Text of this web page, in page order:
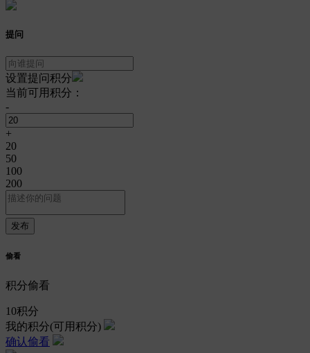
提问
设置提问积分
当前可用积分：
-
+
20
50
100
200
偷看
积分偷看
10积分
我的积分(可用积分)
确认偷看